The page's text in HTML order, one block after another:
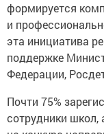
формируется
и
эта инициатива
поддержке
Федерации,
Почти 75%
сотрудники школ,